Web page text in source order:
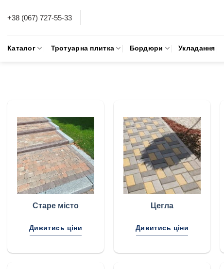
+38 (067) 727-55-33
Каталог Тротуарна плитка Бордюри Укладання
Старе місто
Дивитись ціни
Цегла
Дивитись ціни